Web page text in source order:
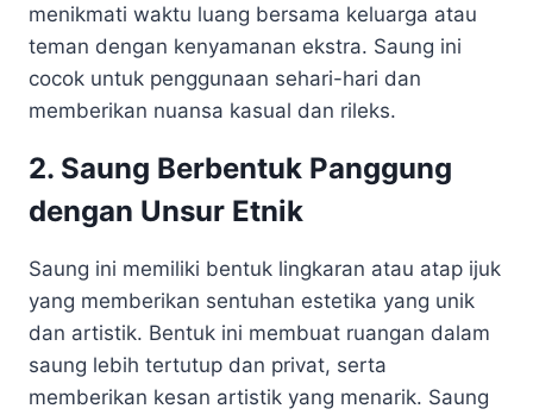
menikmati waktu luang bersama keluarga atau
teman dengan kenyamanan ekstra. Saung ini
cocok untuk penggunaan sehari-hari dan
memberikan nuansa kasual dan rileks.
2. Saung Berbentuk Panggung
dengan Unsur Etnik
Saung ini memiliki bentuk lingkaran atau atap ijuk
yang memberikan sentuhan estetika yang unik
dan artistik. Bentuk ini membuat ruangan dalam
saung lebih tertutup dan privat, serta
memberikan kesan artistik yang menarik. Saung